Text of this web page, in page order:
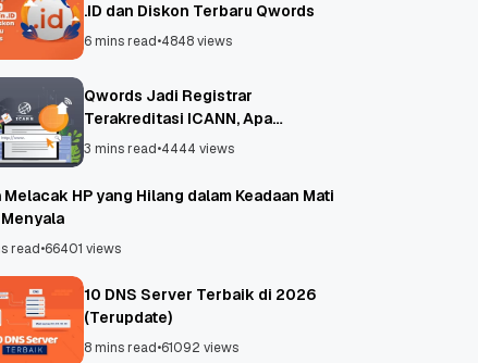
.ID dan Diskon Terbaru Qwords
6 mins read•4848 views
Qwords Jadi Registrar
Terakreditasi ICANN, Apa
Untungnya?
3 mins read•4444 views
Melacak HP yang Hilang dalam Keadaan Mati
read•66401 views
10 DNS Server Terbaik di 2026
(Terupdate)
8 mins read•61092 views